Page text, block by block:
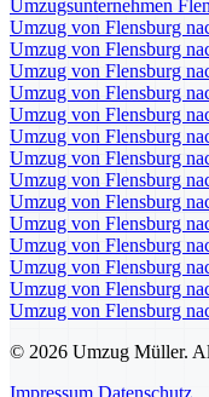
Umzugsunternehmen
Umzug von Flensburg
Umzug von Flensburg
Umzug von Flensburg
Umzug von Flensburg
Umzug von Flensburg
Umzug von Flensburg
Umzug von Flensburg
Umzug von Flensburg
Umzug von Flensburg
Umzug von Flensburg
Umzug von Flensburg
Umzug von Flensburg
Umzug von Flensburg
Umzug von Flensburg
© 2026 Umzug Müller.